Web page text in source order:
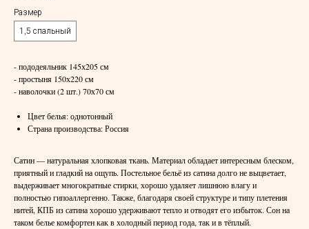
Размер
1,5 спальный
- пододеяльник 145х205 см
- простыня 150х220 см
- наволочки (2 шт.) 70х70 см
Цвет белья: однотонный
Страна производства: Россия
Сатин — натуральная хлопковая ткань. Материал обладает интересным блеском,
приятный и гладкий на ощупь. Постельное бельё из сатина долго не выцветает,
выдерживает многократные стирки, хорошо удаляет лишнюю влагу и
полностью гипоаллергенно. Также, благодаря своей структуре и типу плетения
нитей, КПБ из сатина хорошо удерживают тепло и отводят его избыток. Сон на
таком белье комфортен как в холодный период года, так и в тёплый.